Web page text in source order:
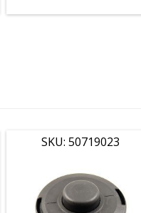
SKU: 50719023